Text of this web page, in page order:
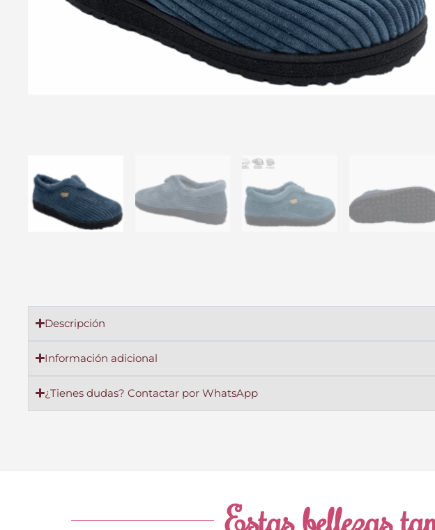
Descripción
Información adicional
¿Tienes dudas? Contactar por WhatsApp
Estas bellezas